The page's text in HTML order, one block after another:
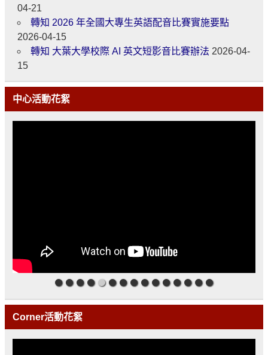
04-21
轉知 2026 年全國大專生英語配音比賽實施要點
2026-04-15
轉知 大葉大學校際 AI 英文短影音比賽辦法 2026-04-
15
中心活動花絮
Corner活動花絮